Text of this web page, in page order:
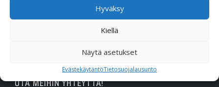
Hyväksy
Kiellä
Näytä asetukset
EvästekäytäntöTietosuojalausunto
OTA MEIHIN YHTEYTTÄ!